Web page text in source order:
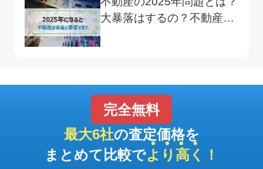
大暴落はするの？不動産や
住宅価格は今後下がる？
完全無料
最大6社の査定価格を
まとめて比較でより高く ！